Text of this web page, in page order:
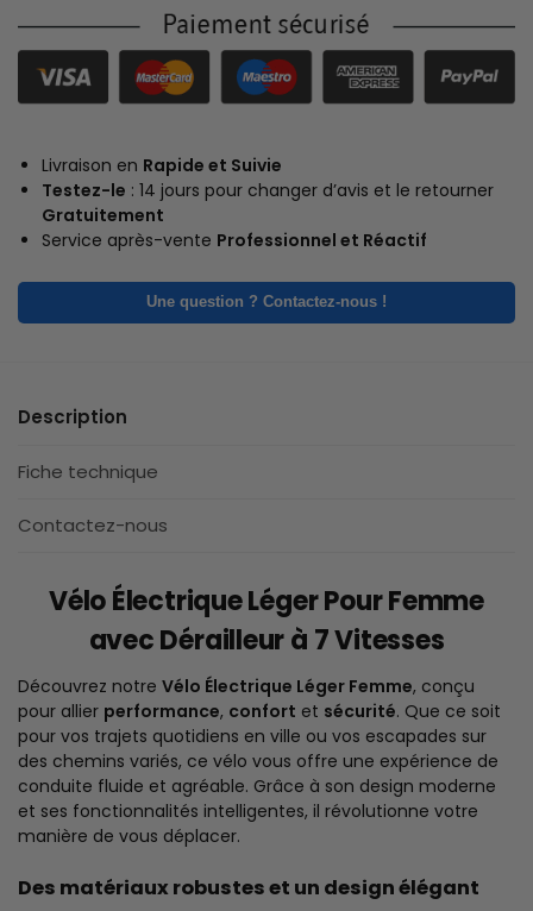
Livraison en Rapide et Suivie
Testez-le : 14 jours pour changer d’avis et le retourner
Gratuitement
Service après-vente Professionnel et Réactif
Une question ? Contactez-nous !
Description
Fiche technique
Contactez-nous
Vélo Électrique Léger Pour Femme
avec Dérailleur à 7 Vitesses
Découvrez notre Vélo Électrique Léger Femme, conçu
pour allier performance, confort et sécurité. Que ce soit
pour vos trajets quotidiens en ville ou vos escapades sur
des chemins variés, ce vélo vous offre une expérience de
conduite fluide et agréable. Grâce à son design moderne
et ses fonctionnalités intelligentes, il révolutionne votre
manière de vous déplacer.
Des matériaux robustes et un design élégant